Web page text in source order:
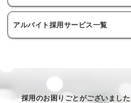
アルバイト採用サービス一覧
採用のお困りごとがございまし